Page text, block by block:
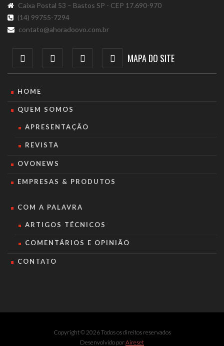
Caixa Postal 53 – Bastos SP - CEP 17.690-970
(14) 99755-7294
contato@ahoradoovo.com.br
MAPA DO SITE
HOME
QUEM SOMOS
APRESENTAÇÃO
REVISTA
OVONEWS
EMPRESAS & PRODUTOS
COM A PALAVRA
ARTIGOS TÉCNICOS
COMENTÁRIOS E OPINIÃO
CONTATO
Copyright © 2026 Todos os direitos reservados
Desenvolvido porAireset